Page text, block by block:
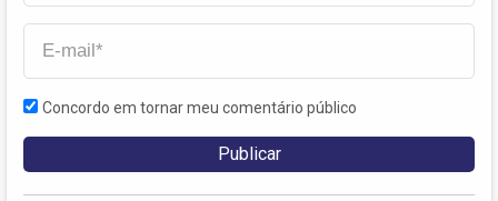
Concordo em tornar meu comentário público